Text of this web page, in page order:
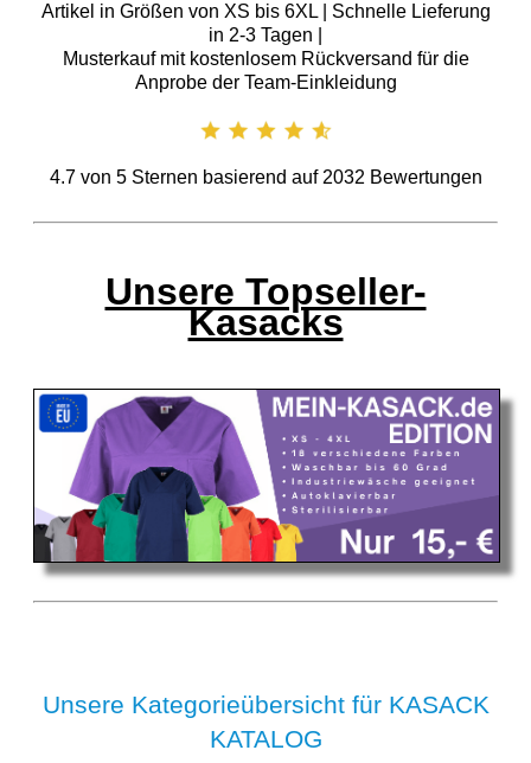
Artikel in Größen von XS bis 6XL | Schnelle Lieferung
in 2-3 Tagen |
Musterkauf mit kostenlosem Rückversand für die
Anprobe der Team-Einkleidung
4.7von 5Sternen basierend auf 2032 Bewertungen
Unsere Topseller-
Kasacks
Unsere Kategorieübersicht für KASACK
KATALOG